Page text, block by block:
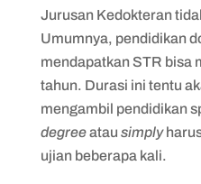
Jurusan Kedokteran
Umumnya, pendidikan
mendapatkan STR bisa
tahun. Durasi ini tentu
mengambil pendidikan
degreeatau simply
ujian beberapa kali.